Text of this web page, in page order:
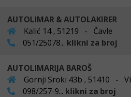
AUTOLIMAR & AUTOLAKIRER
Kalić 14 , 51219 - Čavle
051/25078... klikni za broj
AUTOLIMARIJA BAROŠ
Gornji Sroki 43b , 51410 -
098/257-9... klikni za broj